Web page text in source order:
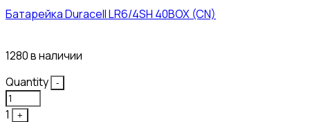
Батарейка Duracell LR6/4SH 40BOX (CN)
1280 в наличии
Quantity
-
1
+